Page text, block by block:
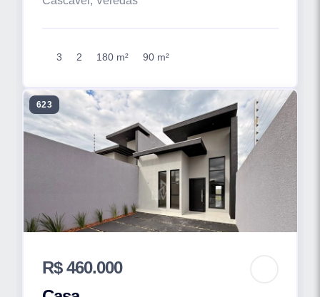
3 2 180 m² 90 m²
623
R$ 460.000